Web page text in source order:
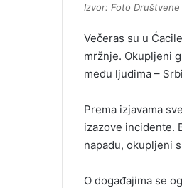
Izvor: Foto Društvene
Večeras su u
mržnje. Okupljeni
među ljudima –
Prema izjavama
izazove incidente.
napadu, okupljeni
O događajima se